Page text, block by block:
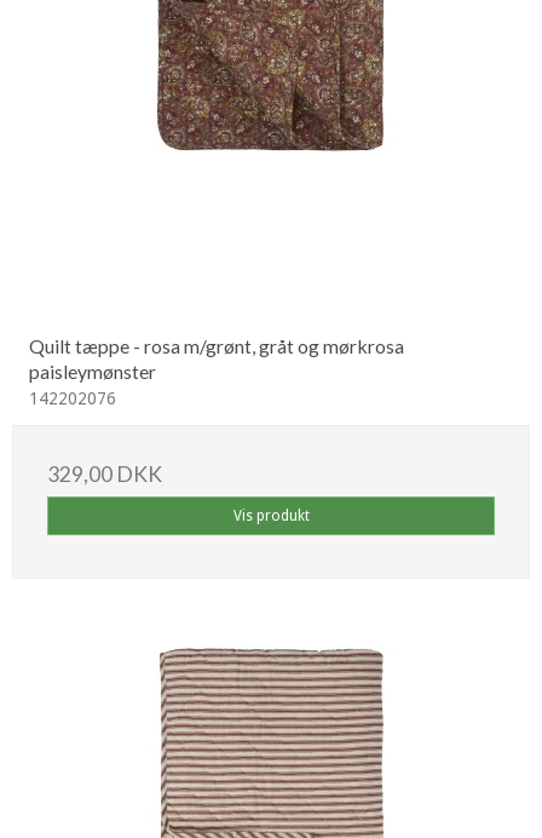
Quilt tæppe - rosa m/grønt, gråt og mørkrosa
paisleymønster
142202076
329,00 DKK
Vis produkt